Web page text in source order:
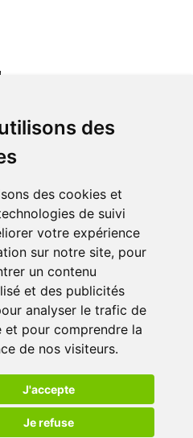
des
des cookies et
de suivi
votre expérience
sur notre site, pour
un contenu
et des publicités
analyser le trafic de
et pour comprendre la
de nos visiteurs.
J'accepte
Je refuse